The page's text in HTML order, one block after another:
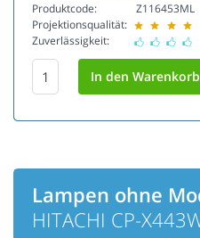
Produktcode:
Projektionsqualität:
Zuverlässigkeit:
Z116453ML
Lampen ohne
HITACHI CP-